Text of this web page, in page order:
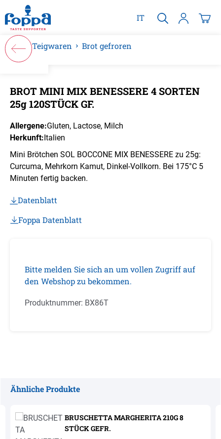
springen
IT
Teigwaren Brot gefroren
BROT MINI MIX BENESSERE 4 SORTEN
25g 120STÜCK GF.
Allergene:Gluten, Lactose, Milch
Herkunft:Italien
Mini Brötchen SOL BOCCONE MIX BENESSERE zu 25g:
Curcuma, Mehrkorn Kamut, Dinkel-Vollkorn. Bei 175°C 5
Minuten fertig backen.
Datenblatt
Foppa Datenblatt
Bitte melden Sie sich an um vollen Zugriff auf
den Webshop zu bekommen.
Produktnummer: BX86T
Ähnliche Produkte
BRUSCHETTA MARGHERITA 210G 8
STÜCK GEFR.